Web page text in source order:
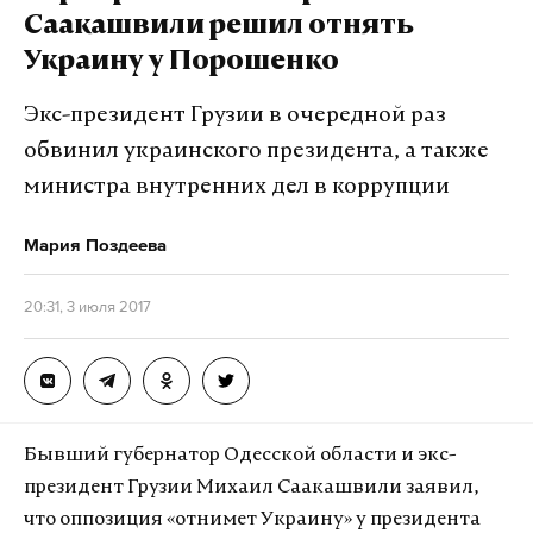
интернете уже вносили на рассмотрение в
Госдуму. В марте 2016 года со своими поправками
в законодательство выступил заместитель
председателя комитета Госдумы по
экономической политике Виктор Звагельский.
Дзен
Фото: © GLOBAL LOOK press/Alfred Schauhuber
А еще мы есть вTelegram, ДзениVK
Дзен VK
Саакашвили решил отнять
Украину у Порошенко
Экс-президент Грузии в очередной раз
обвинил украинского президента, а также
министра внутренних дел в коррупции
Мария Поздеева
20:31, 3 июля 2017
Бывший губернатор Одесской области и экс-
президент Грузии Михаил Саакашвили заявил,
что оппозиция «отнимет Украину» у президента